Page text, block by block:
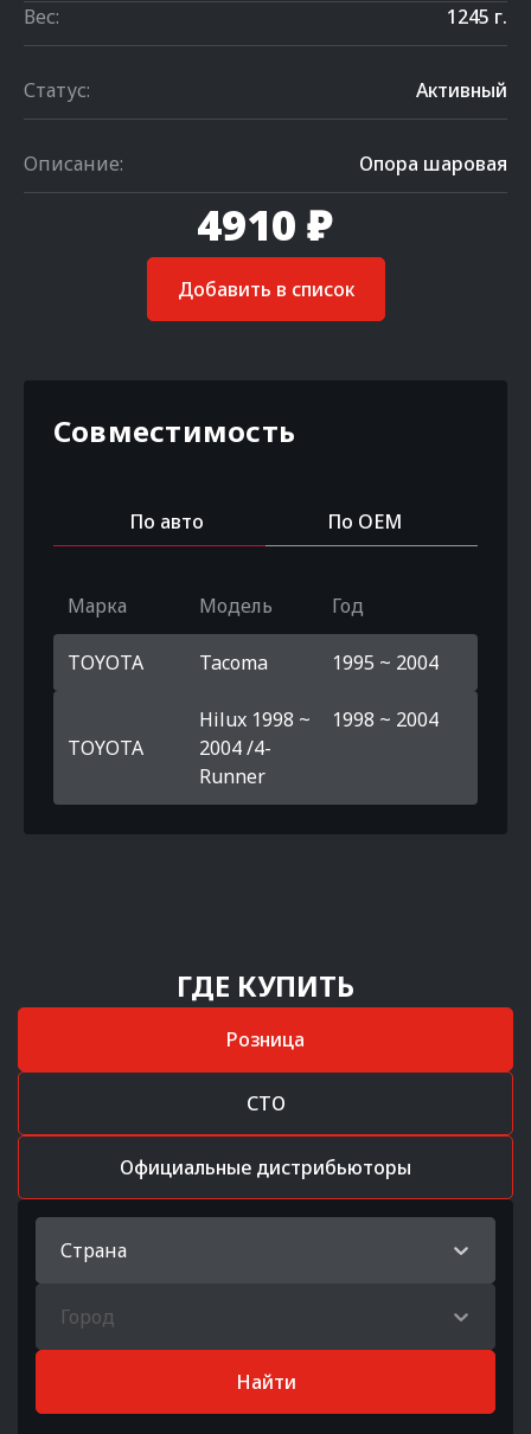
Вес:
1245 г.
Статус: Активный
Описание: Опора шаровая
4910 ₽
Добавить в список
Совместимость
По авто По OEM
Марка Модель Год
TOYOTA Tacoma 1995 ~ 2004
TOYOTA
Hilux 1998 ~
2004 /4-
Runner
1998 ~ 2004
ГДЕ КУПИТЬ
Розница
СТО
Официальные дистрибьюторы
Страна
Город
Найти